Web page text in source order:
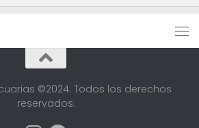
©2024. Todos los derechos
reservados.